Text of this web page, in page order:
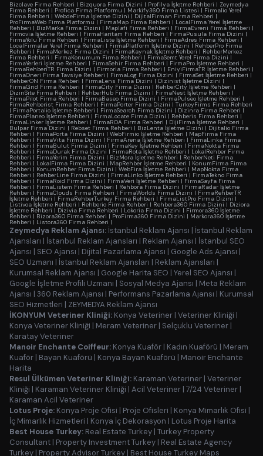
Bizclave Firma Rehberi | Bizquora Firma Dizini | Profilya İşletme Rehberi | Zeymedya
Firma Rehberi | Profica Firma Platformu | Markify360 Firma Listesi | Firmalio Yerel
Firma Rehberi | WebdeFirma İşletme Dizini | DijitalFirman Firma Rehberi |
ProFirmaWeb Firma Platformu | FirmaMap Firma Rehberi | LocalFirma Yerel İşletme
Rehberi | BizMarka Firma Dizini | Maplafi Firma Rehberi | FirmaEvreni Firma Rehberi |
Firmovia İşletme Rehberi | FirmaHaritam Firma Rehberi | FirmaPusula Firma Dizini |
FirmaYolu Firma Rehberi | FirmaListe İşletme Rehberi | FirmaAdres Firma Rehberi |
LocalFirmalar Yerel Firma Rehberi | FirmaPlatform İşletme Dizini | RehberPro Firma
Rehberi | FirmaMerkez Firma Dizini | FirmaKaynak İşletme Rehberi | RehberMerkez
Firma Rehberi | FirmaKonumum Firma Rehberi | FirmaSemt Yerel Firma Dizini |
FirmaYerleri İşletme Rehberi | FirmaSehir Firma Rehberi | FirmaPro İşletme Rehberi |
FirmaRehberiTR Firma Dizini | Firmoria Firma Rehberi | EniyiFirmaTR İşletme Rehberi |
FirmaOneri Firma Tavsiye Rehberi | FirmaLog Firma Dizini |FirmaSet İşletme Rehberi |
RehberON Firma Rehberi | FirmaLens Firma Dizini | Dizinist İşletme Dizini |
FirmaGrid Firma Rehberi | FirmaCity Firma Dizini | RehberCity İşletme Rehberi |
DizinSite Firma Rehberi | RehberHub Firma Dizini | FirmaNest İşletme Rehberi |
FirmaPilot Firma Rehberi | FirmaBaseo Firma Dizini | FirmaPulseo İşletme Rehberi |
FirmaRehberist Firma Rehberi | FirmaPorter Firma Dizini | TurkeyFirms Firma Rehberi
| FirmaPortalio İşletme Rehberi | FirmaSearch Firma Dizini | Dizinra Firma Rehberi |
FirmaPlaneo İşletme Rehberi | FirmaLocate Firma Dizini | Rehberis Firma Rehberi |
FirmaLinker İşletme Rehberi | FirmaROA Firma Rehberi | DijiFirma İşletme Rehberi |
Bulpar Firma Dizini | Rebset Firma Rehberi | BizLenta İşletme Dizini | Dijitalio Firma
Rehberi | FirmaPorta Firma Dizini | WebFirmio İşletme Rehberi | MapFirma Firma
Rehberi | FirmaVita Firma Dizini | FirmaArena İşletme Rehberi | FirmaLinka Firma
Rehberi | FirmaBulut Firma Dizini | FirmaKey İşletme Rehberi | FirmaNokta Firma
Rehberi | FirmaDurak Firma Dizini | FirmaRota İşletme Rehberi | LokalRehber Firma
Rehberi | FirmaYerim Firma Dizini | BizMora İşletme Rehberi | RehberNeti Firma
Rehberi | LokalFirma Firma Dizini | MapRehber İşletme Rehberi | KonumFirma Firma
Rehberi | KonumRehber Firma Dizini | WebFira İşletme Rehberi | MapNokta Firma
Rehberi | RehberLine Firma Dizini | FirmaLinko İşletme Rehberi | FirmaTekno Firma
Rehberi | FirmaRoid Firma Dizini | FirmaVeri İşletme Rehberi | FirmaSayfa Firma
Rehberi | FirmaListem Firma Rehberi | Rehbora Firma Dizini | FirmaRadar İşletme
Rehberi | FirmaClouds Firma Rehberi | FirmaWorlds Firma Dizini | FirmaRehberTR
İşletme Rehberi | FirmaRehberTurkey Firma Rehberi | FirmaListPro Firma Dizini |
Listivoa İşletme Rehberi | Rehberio Firma Rehberi | Rehbera360 Firma Dizini | Diziora
İşletme Rehberi | Dizivia Firma Rehberi | Lokoria Firma Dizini | Firmora360 İşletme
Rehberi | Bizora360 Firma Rehberi | ProFirma360 Firma Dizini | Markora360 İşletme
Rehberi | Listora360 Firma Rehberi |
Zeymedya Reklam Ajansı: İstanbul Reklam Ajansı | İstanbul Reklam
Ajansları | İstanbul Reklam Ajansları | Reklam Ajansı | İstanbul SEO
Ajansı | SEO Ajansı | Dijital Pazarlama Ajansı | Google Ads Ajansı |
SEO Uzmanı | İstanbul Reklam Ajansları | Reklam Ajansları |
Kurumsal Reklam Ajansı | Google Harita SEO | Yerel SEO Ajansı |
Google İşletme Profili Uzmanı | Sosyal Medya Ajansı | Meta Reklam
Ajansı | 360 Reklam Ajansı | Performans Pazarlama Ajansı | Kurumsal
SEO Hizmetleri | ZEYMEDYA Reklam Ajansı
İKONYUM Veteriner Kliniği: Konya Veteriner | Veteriner Kliniği |
Konya Veteriner Kliniği | Meram Veteriner | Selçuklu Veteriner |
Karatay Veteriner
Manoir Enchante Coiffeur: Konya Kuaför | Kadın Kuaförü | Meram
Kuaför | Bayan Kuaförü | Konya Bayan Kuaförü | Manoir Enchante
Harita
Resul Ülkümen Veteriner Kliniği: Karaman Veteriner | Veteriner
Kliniği | Karaman Veteriner Kliniği | Acil Veteriner | 7/24 Veteriner |
Karaman Acil Veteriner
Lotus Proje: Konya Proje Ofisi | Proje Ofisleri | Konya Mimarlık Ofisi |
İç Mimarlık Hizmetleri | Konya İç Dekorasyon | Lotus Proje Harita
Best House Turkey: Real Estate Turkey | Turkey Property
Consultant | Property Investment Turkey | Real Estate Agency
Turkey | Property Advisor Turkey | Best House Turkey Maps